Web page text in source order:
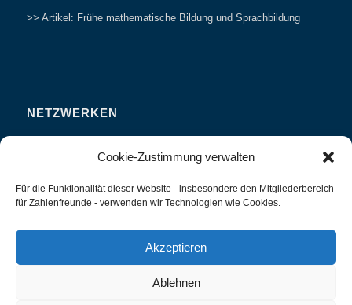
Cookie-Zustimmung verwalten
Für die Funktionalität dieser Website - insbesondere den Mitgliederbereich
für Zahlenfreunde - verwenden wir Technologien wie Cookies.
Akzeptieren
Ablehnen
>> Artikel: Frühe mathematische Bildung und Sprachbildung
NETZWERKEN
Studieren
Interviews und Erfahrungsberichte